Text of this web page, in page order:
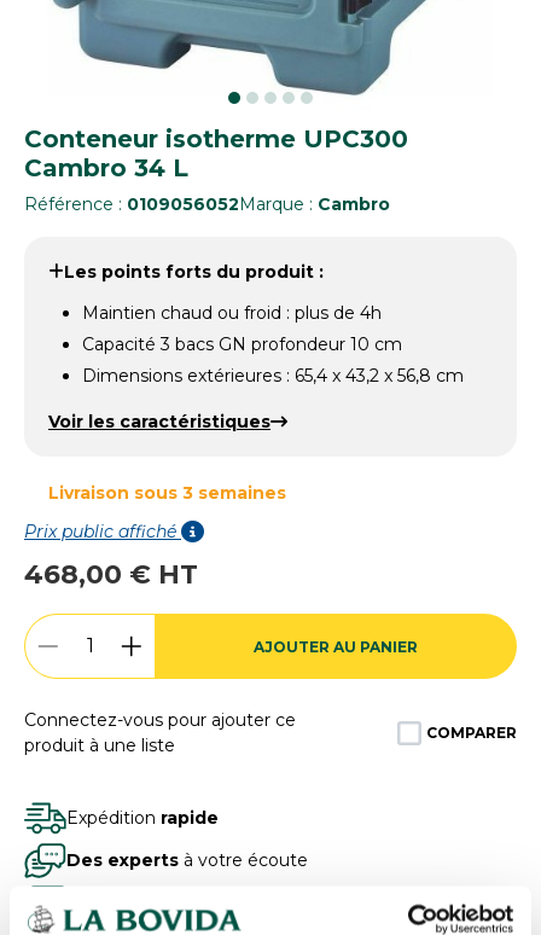
Conteneur isotherme UPC300
Cambro 34 L
Référence : 0109056052Marque : Cambro
Les points forts du produit :
Maintien chaud ou froid : plus de 4h
Capacité 3 bacs GN profondeur 10 cm
Dimensions extérieures : 65,4 x 43,2 x 56,8 cm
Voir les caractéristiques
Livraison sous 3 semaines
Prix public affiché
468,00 € HT
AJOUTER AU PANIER
Connectez-vous pour ajouter ce
produit à une liste
COMPARER
Expédition rapide
Des experts à votre écoute
Paiement 100% sécurisé